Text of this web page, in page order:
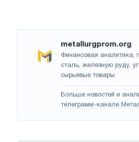
metallurgprom.org
Финансовая аналитика,
сталь, железную руду,
сырьевые товары.
Больше новостей и
телеграмм-канале